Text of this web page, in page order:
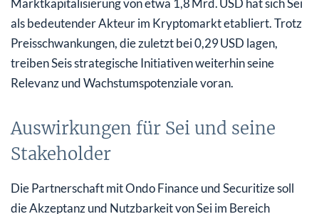
Marktkapitalisierung von etwa 1,8 Mrd. USD hat sich Sei
als bedeutender Akteur im Kryptomarkt etabliert. Trotz
Preisschwankungen, die zuletzt bei 0,29 USD lagen,
treiben Seis strategische Initiativen weiterhin seine
Relevanz und Wachstumspotenziale voran.
Auswirkungen für Sei und seine
Stakeholder
Die Partnerschaft mit Ondo Finance und Securitize soll
die Akzeptanz und Nutzbarkeit von Sei im Bereich